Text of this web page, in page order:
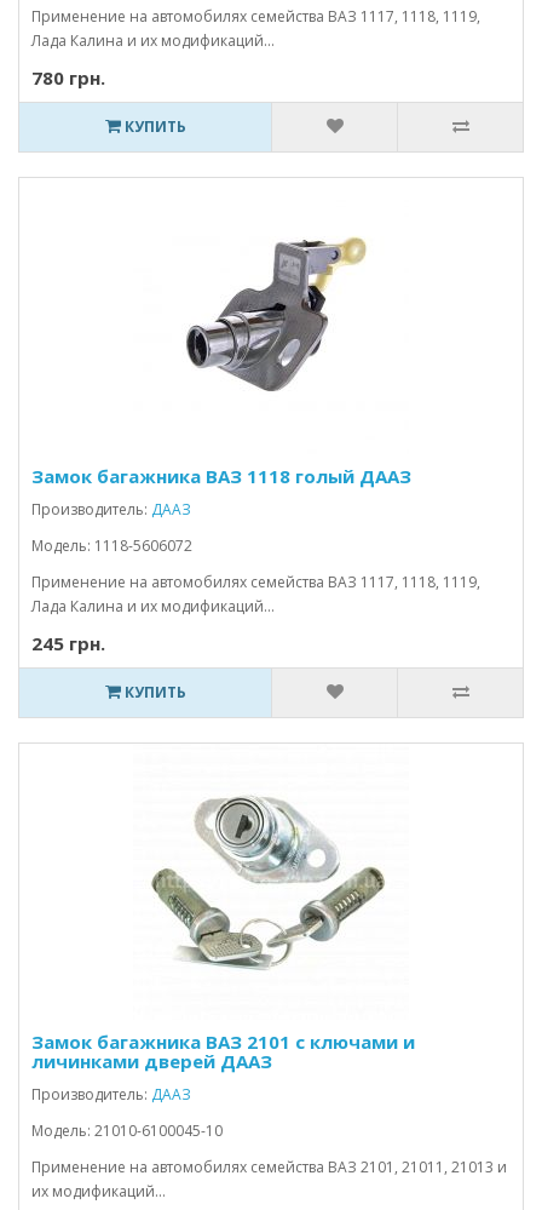
Применение на автомобилях семейства ВАЗ 1117, 1118, 1119,
Лада Калина и их модификаций...
780 грн.
КУПИТЬ
Замок багажника ВАЗ 1118 голый ДААЗ
Производитель: ДААЗ
Модель: 1118-5606072
Применение на автомобилях семейства ВАЗ 1117, 1118, 1119,
Лада Калина и их модификаций...
245 грн.
КУПИТЬ
Замок багажника ВАЗ 2101 с ключами и
личинками дверей ДААЗ
Производитель: ДААЗ
Модель: 21010-6100045-10
Применение на автомобилях семейства ВАЗ 2101, 21011, 21013 и
их модификаций...